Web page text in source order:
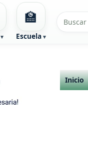
🏫
Escuela
Inicio